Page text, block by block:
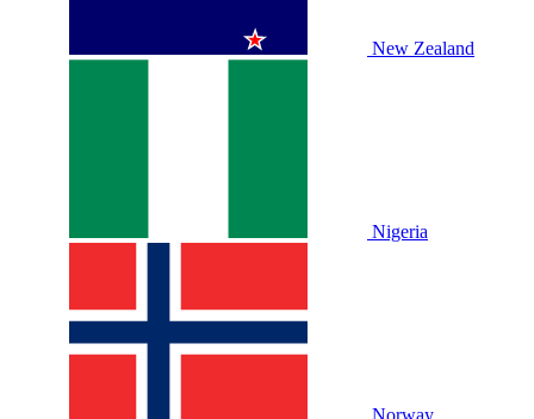
New Zealand
Nigeria
Norway